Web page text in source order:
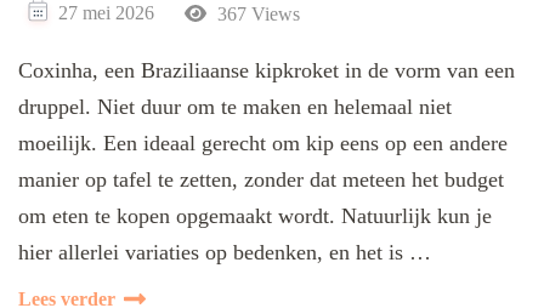
27 mei 2026 367 Views
Coxinha, een Braziliaanse kipkroket in de vorm van een
druppel. Niet duur om te maken en helemaal niet
moeilijk. Een ideaal gerecht om kip eens op een andere
manier op tafel te zetten, zonder dat meteen het budget
om eten te kopen opgemaakt wordt. Natuurlijk kun je
hier allerlei variaties op bedenken, en het is …
Lees verder